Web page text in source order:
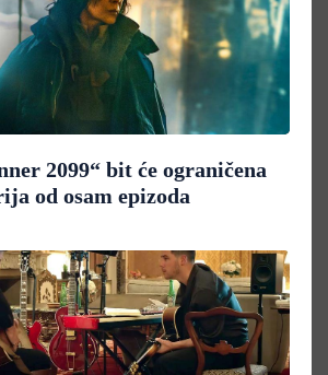
2099“ bit će ograničena
od osam epizoda